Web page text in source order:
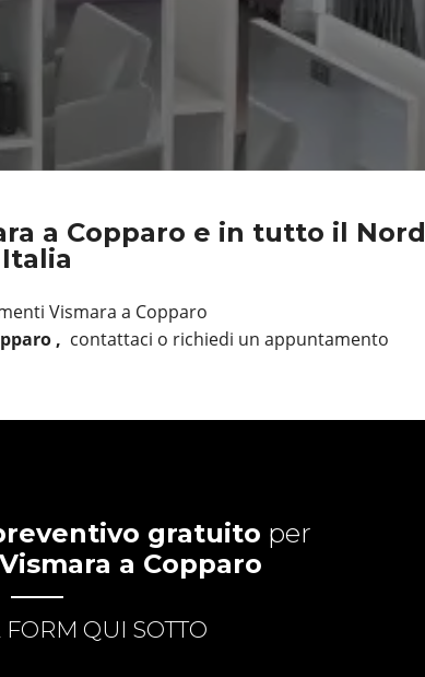
a Copparo e in tutto il Nord
Italia
Vismara a Copparo
, contattaci o richiedi un appuntamento
gratuito per
a Copparo
QUI SOTTO